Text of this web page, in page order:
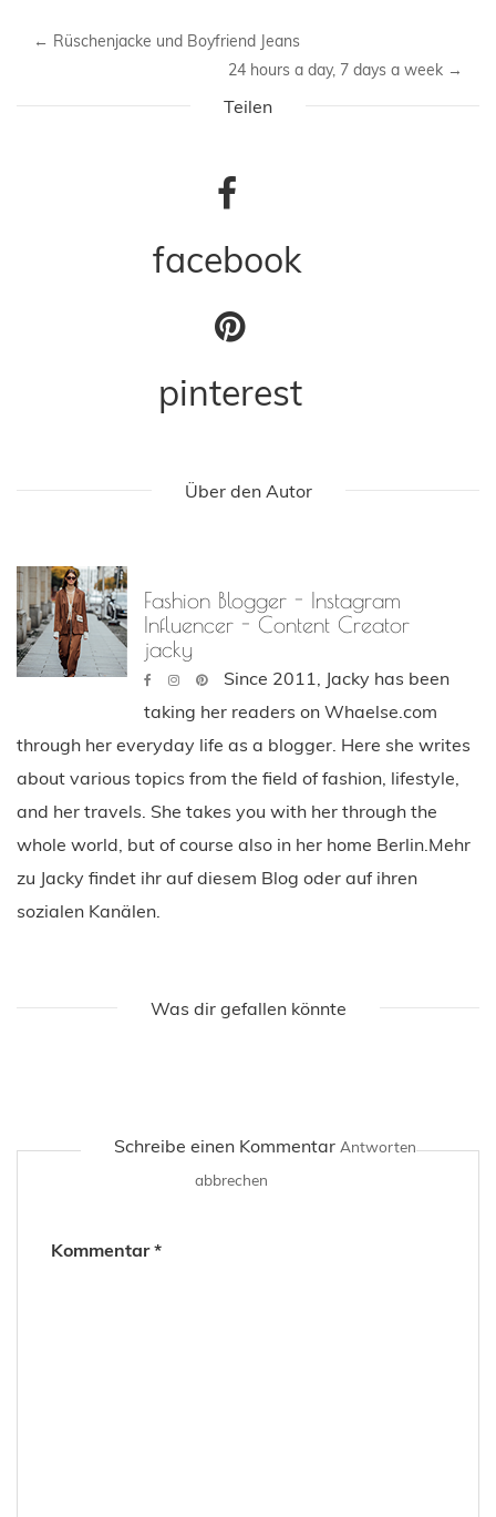
← Rüschenjacke und Boyfriend Jeans
24 hours a day, 7 days a week →
Teilen
facebook
pinterest
Über den Autor
Fashion Blogger - Instagram
Influencer - Content Creator
jacky
Since 2011, Jacky has been
taking her readers on Whaelse.com
through her everyday life as a blogger. Here she writes
about various topics from the field of fashion, lifestyle,
and her travels. She takes you with her through the
whole world, but of course also in her home Berlin.Mehr
zu Jacky findet ihr auf diesem Blog oder auf ihren
sozialen Kanälen.
Was dir gefallen könnte
Schreibe einen Kommentar Antworten
abbrechen
Kommentar*